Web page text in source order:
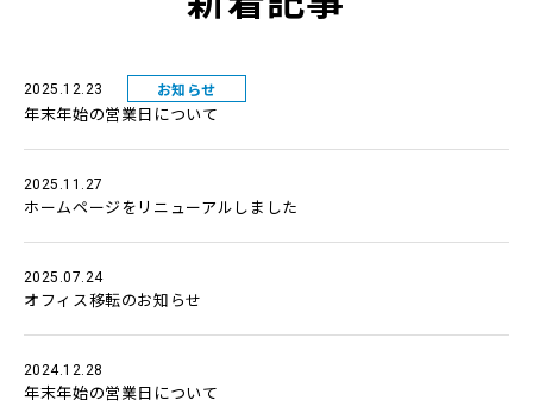
2025.12.23 お知らせ
年末年始の営業日について
2025.11.27
ホームページをリニューアルしました
2025.07.24
オフィス移転のお知らせ
2024.12.28
年末年始の営業日について